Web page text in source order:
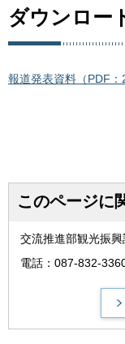
ダウンロー
報道発表資料（PDF：
このページに
交流推進部観光振興
電話：087-832-